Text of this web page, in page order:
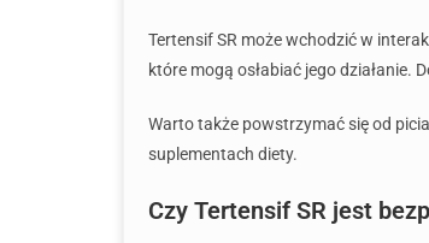
Tertensif SR może wchodzić w
które mogą osłabiać jego
Warto także powstrzymać się od
suplementach diety.
Czy Tertensif SR jest